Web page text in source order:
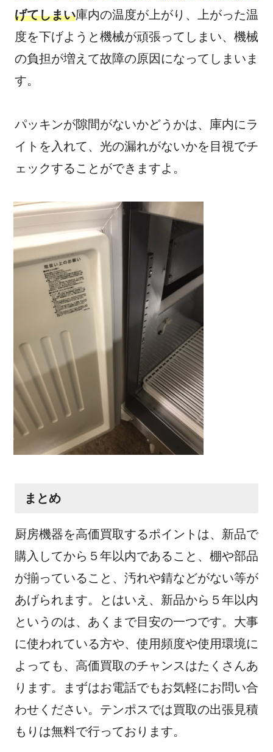
げてしまい庫内の温度が上がり、上がった温
度を下げようと機械が頑張ってしまい、機械
の負担が増えて故障の原因になってしまいま
す。
パッキンが隙間がないかどうかは、庫内にラ
イトを入れて、光の漏れがないかを目視でチ
ェックすることができますよ。
まとめ
厨房機器を高価買取するポイントは、新品で
購入してから５年以内であること、棚や部品
が揃っていること、汚れや錆などがない等が
あげられます。とはいえ、新品から５年以内
というのは、あくまで目安の一つです。大事
に使われている方や、使用頻度や使用環境に
よっても、高価買取のチャンスはたくさんあ
ります。まずはお電話でもお気軽にお問い合
わせください。テンポスでは買取の出張見積
もりは無料で行っております。